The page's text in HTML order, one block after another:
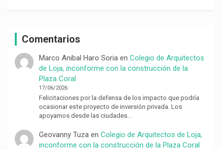
Comentarios
Marco Anibal Haro Soriaen Colegio de Arquitectos
de Loja, inconforme con la construcción de la
Plaza Coral
17/06/2026
Felicitaciones por la defensa de los impacto que podría
ocasionar este proyecto de inversión privada. Los
apoyamos desde las ciudades…
Geovanny Tuzaen Colegio de Arquitectos de Loja,
inconforme con la construcción de la Plaza Coral